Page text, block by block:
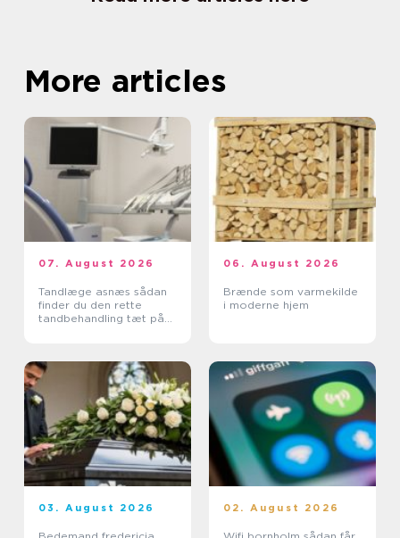
More articles
07. August 2026
Tandlæge asnæs sådan
finder du den rette
tandbehandling tæt på
06. August 2026
Brænde som varmekilde
i moderne hjem
03. August 2026 02. August 2026